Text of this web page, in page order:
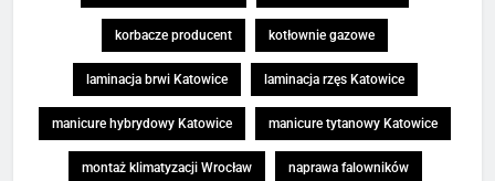
korbacze producent kotłownie gazowe
laminacja brwi Katowice laminacja rzęs Katowice
manicure hybrydowy Katowice manicure tytanowy Katowice
montaż klimatyzacji Wrocław naprawa falowników